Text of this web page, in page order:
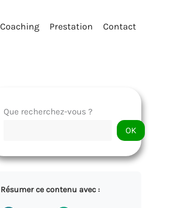
Coaching Prestation Contact
Que recherchez-vous ?
OK
Résumer ce contenu avec :